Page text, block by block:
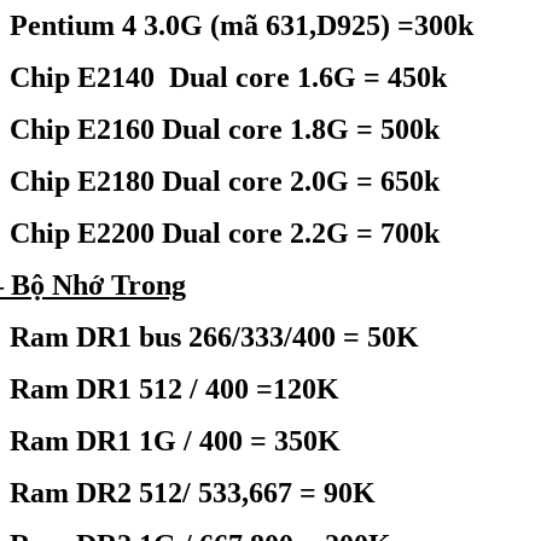
Pentium 4 3.0G (mã 631,D925) =300k
Chip E2140 Dual core 1.6G = 450k
Chip E2160 Dual core 1.8G = 500k
Chip E2180 Dual core 2.0G = 650k
Chip E2200 Dual core 2.2G = 700k
Bộ Nhớ Trong
Ram DR1 bus 266/333/400 = 50K
Ram DR1 512 / 400 =120K
Ram DR1 1G / 400 = 350K
Ram DR2 512/ 533,667 = 90K